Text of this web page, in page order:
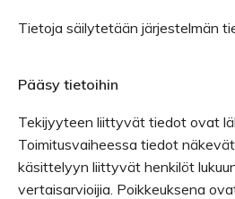
Tietoja säilytetään järjestelmän
Pääsy tietoihin
Tekijyyteen liittyvät tiedot ovat
Toimitusvaiheessa tiedot
käsittelyyn liittyvät henkilöt
vertaisarvioijia. Poikkeuksena